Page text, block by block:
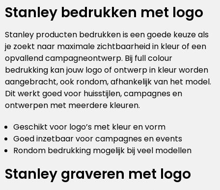
Stanley bedrukken met logo
Stanley producten bedrukken is een goede keuze als
je zoekt naar maximale zichtbaarheid in kleur of een
opvallend campagneontwerp. Bij full colour
bedrukking kan jouw logo of ontwerp in kleur worden
aangebracht, ook rondom, afhankelijk van het model.
Dit werkt goed voor huisstijlen, campagnes en
ontwerpen met meerdere kleuren.
Geschikt voor logo’s met kleur en vorm
Goed inzetbaar voor campagnes en events
Rondom bedrukking mogelijk bij veel modellen
Stanley graveren met logo